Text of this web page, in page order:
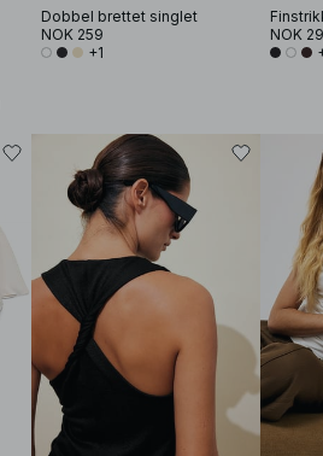
Dobbel brettet singlet
NOK 259
+1
NOK